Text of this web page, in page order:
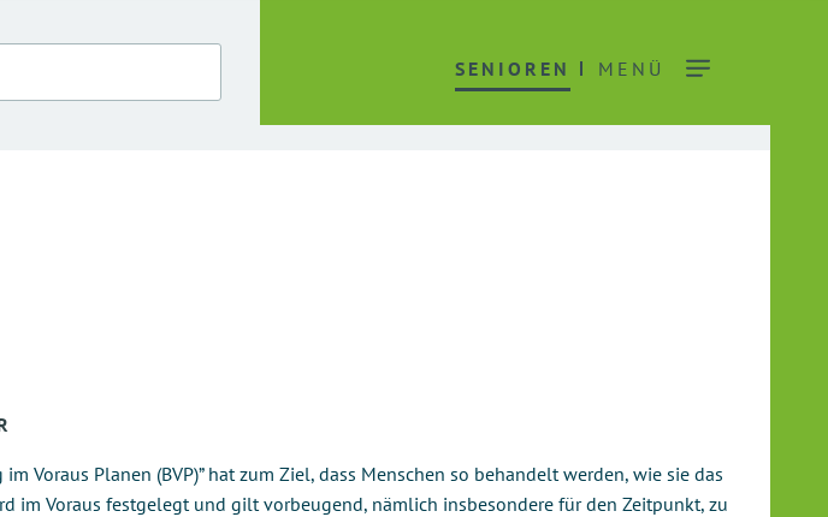
SENIOREN MENÜ
im Voraus Planen (BVP)” hat zum Ziel, dass Menschen so behandelt werden, wie sie das
im Voraus festgelegt und gilt vorbeugend, nämlich insbesondere für den Zeitpunkt, zu